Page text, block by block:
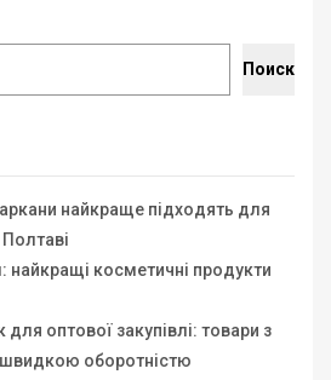
Поиск
найкраще підходять для
найкращі косметичні продукти
оптової закупівлі: товари з
оборотністю